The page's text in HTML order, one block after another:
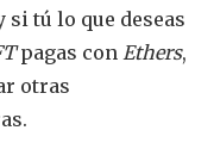
si tú lo que deseas
pagas con Ethers,
otras